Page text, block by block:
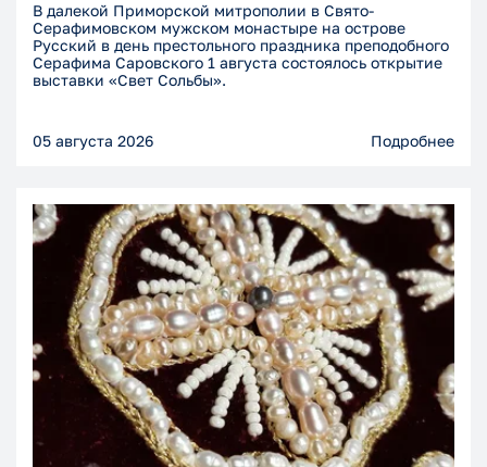
В далекой Приморской митрополии в Свято-
Серафимовском мужском монастыре на острове
Русский в день престольного праздника преподобного
Серафима Саровского 1 августа состоялось открытие
выставки «Свет Сольбы».
05 августа 2026 Подробнее